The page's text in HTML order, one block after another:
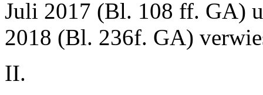
Juli 2017 (Bl. 108 ff. GA)
2018 (Bl. 236f. GA)
II.